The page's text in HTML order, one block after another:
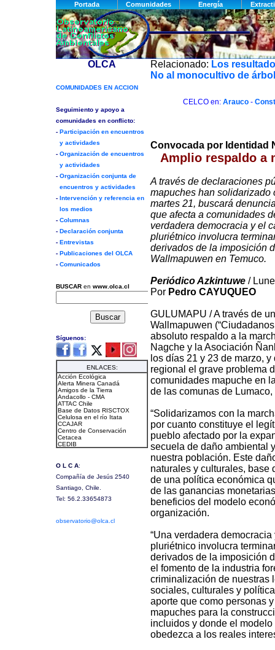
Relacionado: Los
No al monocultivo de
CELCO en: Arauco-
Convocada por Identidad
Amplio respaldo a
A través de declaraciones
mapuches han solidarizado
martes 21, buscará
que afecta a comunidades
verdadera democracia y el
pluriétnico involucra
derivados de la imposición
Wallmapuwen en Temuco.
Periódico Azkintuwe/
Por Pedro CAYUQUEO
GULUMAPU / A través de
Wallmapuwen
absoluto respaldo a la
Nagche y la Asociación
los días 21 y 23 de marzo,
regional el grave problema
comunidades mapuche en
de las comunas de
“Solidarizamos con la
por cuanto constituye el
pueblo afectado por la
secuela de daño ambiental
nuestra población. Este
naturales y culturales, base
de una política económica
de las ganancias
beneficios del modelo
organización.
“Una verdadera
pluriétnico involucra
derivados de la imposición
el fomento de la industria
criminalización de nuestras
sociales, culturales y
aporte que como personas
mapuches para la
incluidos y donde el
obedezca a los reales